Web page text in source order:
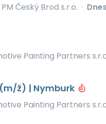
PM Český Brod s.r.o. ·
Painting Partners
ž) | Nymburk
Painting Partners